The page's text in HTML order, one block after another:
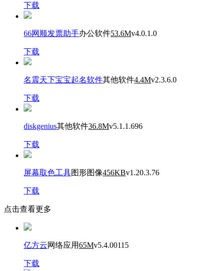
下载
66网顺发票助手办公软件53.6Mv4.0.1.0
下载
名震天下宝宝起名软件其他软件4.4Mv2.3.6.0
下载
diskgenius其他软件36.8Mv5.1.1.696
下载
屏幕取色工具图形图像456KBv1.20.3.76
下载
点击查看更多
亿方云网络应用65Mv5.4.00115
下载